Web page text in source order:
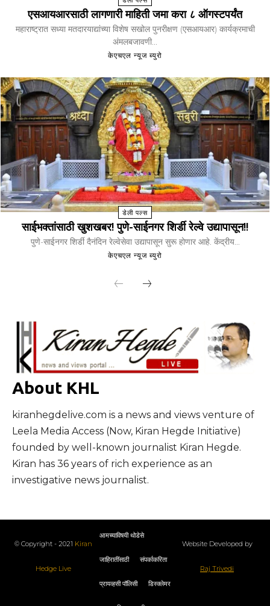
एसआयआरसाठी लागणारी माहिती जमा करा ८ ऑगस्टपर्यंत
महाराष्ट्रात सध्या मतदारयाद्यांच्या विशेष सखोल पुनरीक्षण (एसआयआर) कार्यक्रमाची
अंमलबजावणी...
केएचएल न्यूज ब्युरो
डेली पल्स
साईभक्तांसाठी खुशखबर! पुणे-साईनगर शिर्डी रेल्वे उद्यापासून!!
पुणे-साईनगर शिर्डी दैनंदिन रेल्वेसेवा उद्यापासून सुरू होणार आहे. केंद्रीय...
केएचएल न्यूज ब्युरो
About KHL
kiranhegdelive.com is a news and views venture of
Leela Media Access (Now, Kiran Hegde Initiative)
founded by well-known journalist Kiran Hegde.
Kiran has 36 years of rich experience as an
investigative news journalist.
© Copyright - 2021 Kiran
Hedge Live
आमच्याविषयी थोडेसे
जाहिरातींसाठी संपर्काकरिता
प्रायव्हसी पॉलिसी डिस्क्लेमर
Website Developed by
Raj Trivedi